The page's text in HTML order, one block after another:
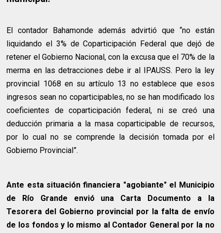
El contador Bahamonde además advirtió que “no están
liquidando el 3% de Coparticipación Federal que dejó de
retener el Gobierno Nacional, con la excusa que el 70% de la
merma en las detracciones debe ir al IPAUSS. Pero la ley
provincial 1068 en su artículo 13 no establece que esos
ingresos sean no coparticipables, no se han modificado los
coeficientes de coparticipación federal, ni se creó una
deducción primaria a la masa coparticipable de recursos,
por lo cual no se comprende la decisión tomada por el
Gobierno Provincial”.
Ante esta situación financiera "agobiante" el Municipio
de Río Grande envió una Carta Documento a la
Tesorera del Gobierno provincial por la falta de envío
de los fondos y lo mismo al Contador General por la no